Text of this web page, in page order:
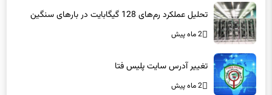
تحلیل عملکرد رم‌های 128 گیگابایت در بارهای سنگین
2 ماه پیش
تغییر آدرس سایت پلیس فتا
2 ماه پیش